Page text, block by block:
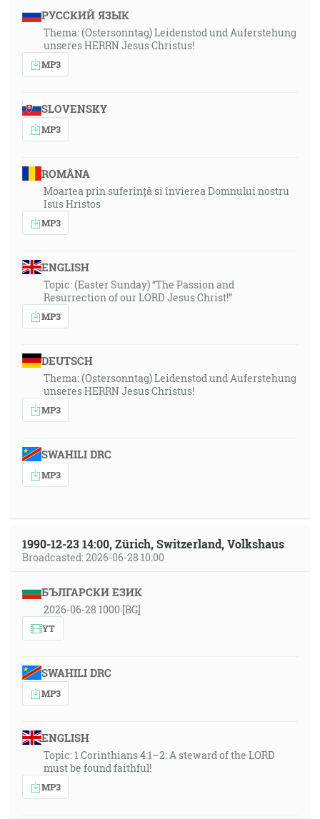
РУССКИЙ ЯЗЫК
Thema: (Ostersonntag) Leidenstod und Auferstehung
unseres HERRN Jesus Christus!
MP3
SLOVENSKY
MP3
ROMÂNA
Moartea prin suferință si învierea Domnului nostru
Isus Hristos
MP3
ENGLISH
Topic: (Easter Sunday) “The Passion and
Resurrection of our LORD Jesus Christ!”
MP3
DEUTSCH
Thema: (Ostersonntag) Leidenstod und Auferstehung
unseres HERRN Jesus Christus!
MP3
SWAHILI DRC
MP3
1990-12-23 14:00, Zürich, Switzerland, Volkshaus
Broadcasted: 2026-06-28 10:00
БЪЛГАРСКИ ЕЗИК
2026-06-28 1000 [BG]
YT
SWAHILI DRC
MP3
ENGLISH
Topic: 1 Corinthians 4:1–2: A steward of the LORD
must be found faithful!
MP3